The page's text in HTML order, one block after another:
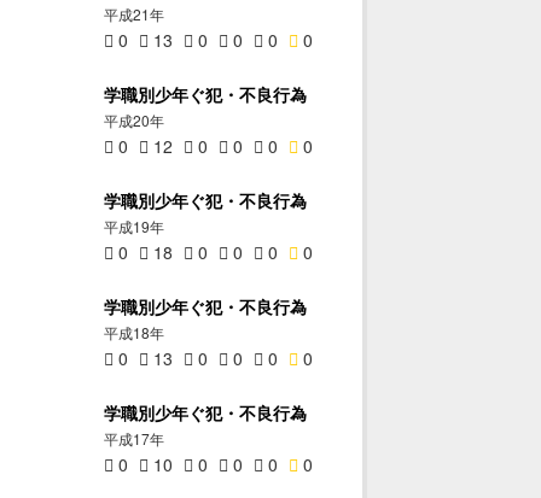
平成21年
0 13 0 0 0 0
学職別少年ぐ犯・不良行為
平成20年
0 12 0 0 0 0
学職別少年ぐ犯・不良行為
平成19年
0 18 0 0 0 0
学職別少年ぐ犯・不良行為
平成18年
0 13 0 0 0 0
学職別少年ぐ犯・不良行為
平成17年
0 10 0 0 0 0